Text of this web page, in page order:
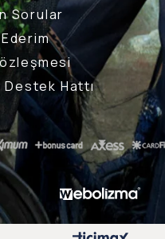
Sorular
Hattı